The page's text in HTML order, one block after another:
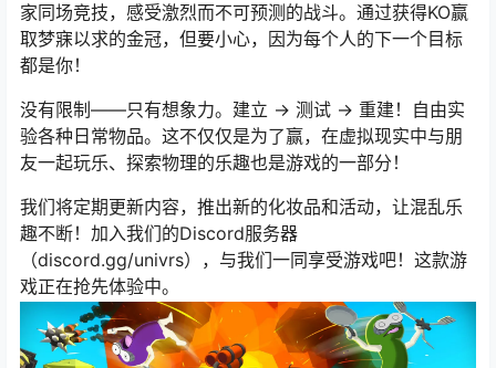
家同场竞技，感受激烈而不可预测的战斗。通过获得KO赢
取梦寐以求的金冠，但要小心，因为每个人的下一个目标
都是你！
没有限制——只有想象力。建立 → 测试 → 重建！自由实
验各种日常物品。这不仅仅是为了赢，在虚拟现实中与朋
友一起玩乐、探索物理的乐趣也是游戏的一部分！
我们将定期更新内容，推出新的化妆品和活动，让混乱乐
趣不断！加入我们的Discord服务器
（discord.gg/univrs），与我们一同享受游戏吧！这款游
戏正在抢先体验中。